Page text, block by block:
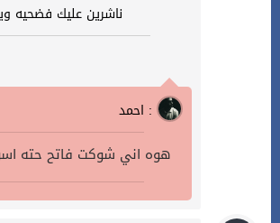
ناشرين عليك فضحيه
احمد :
هوه اني شوكت فاتح حته